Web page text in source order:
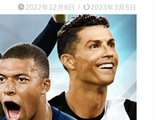
2022年12月8日 / 2023年3月5日